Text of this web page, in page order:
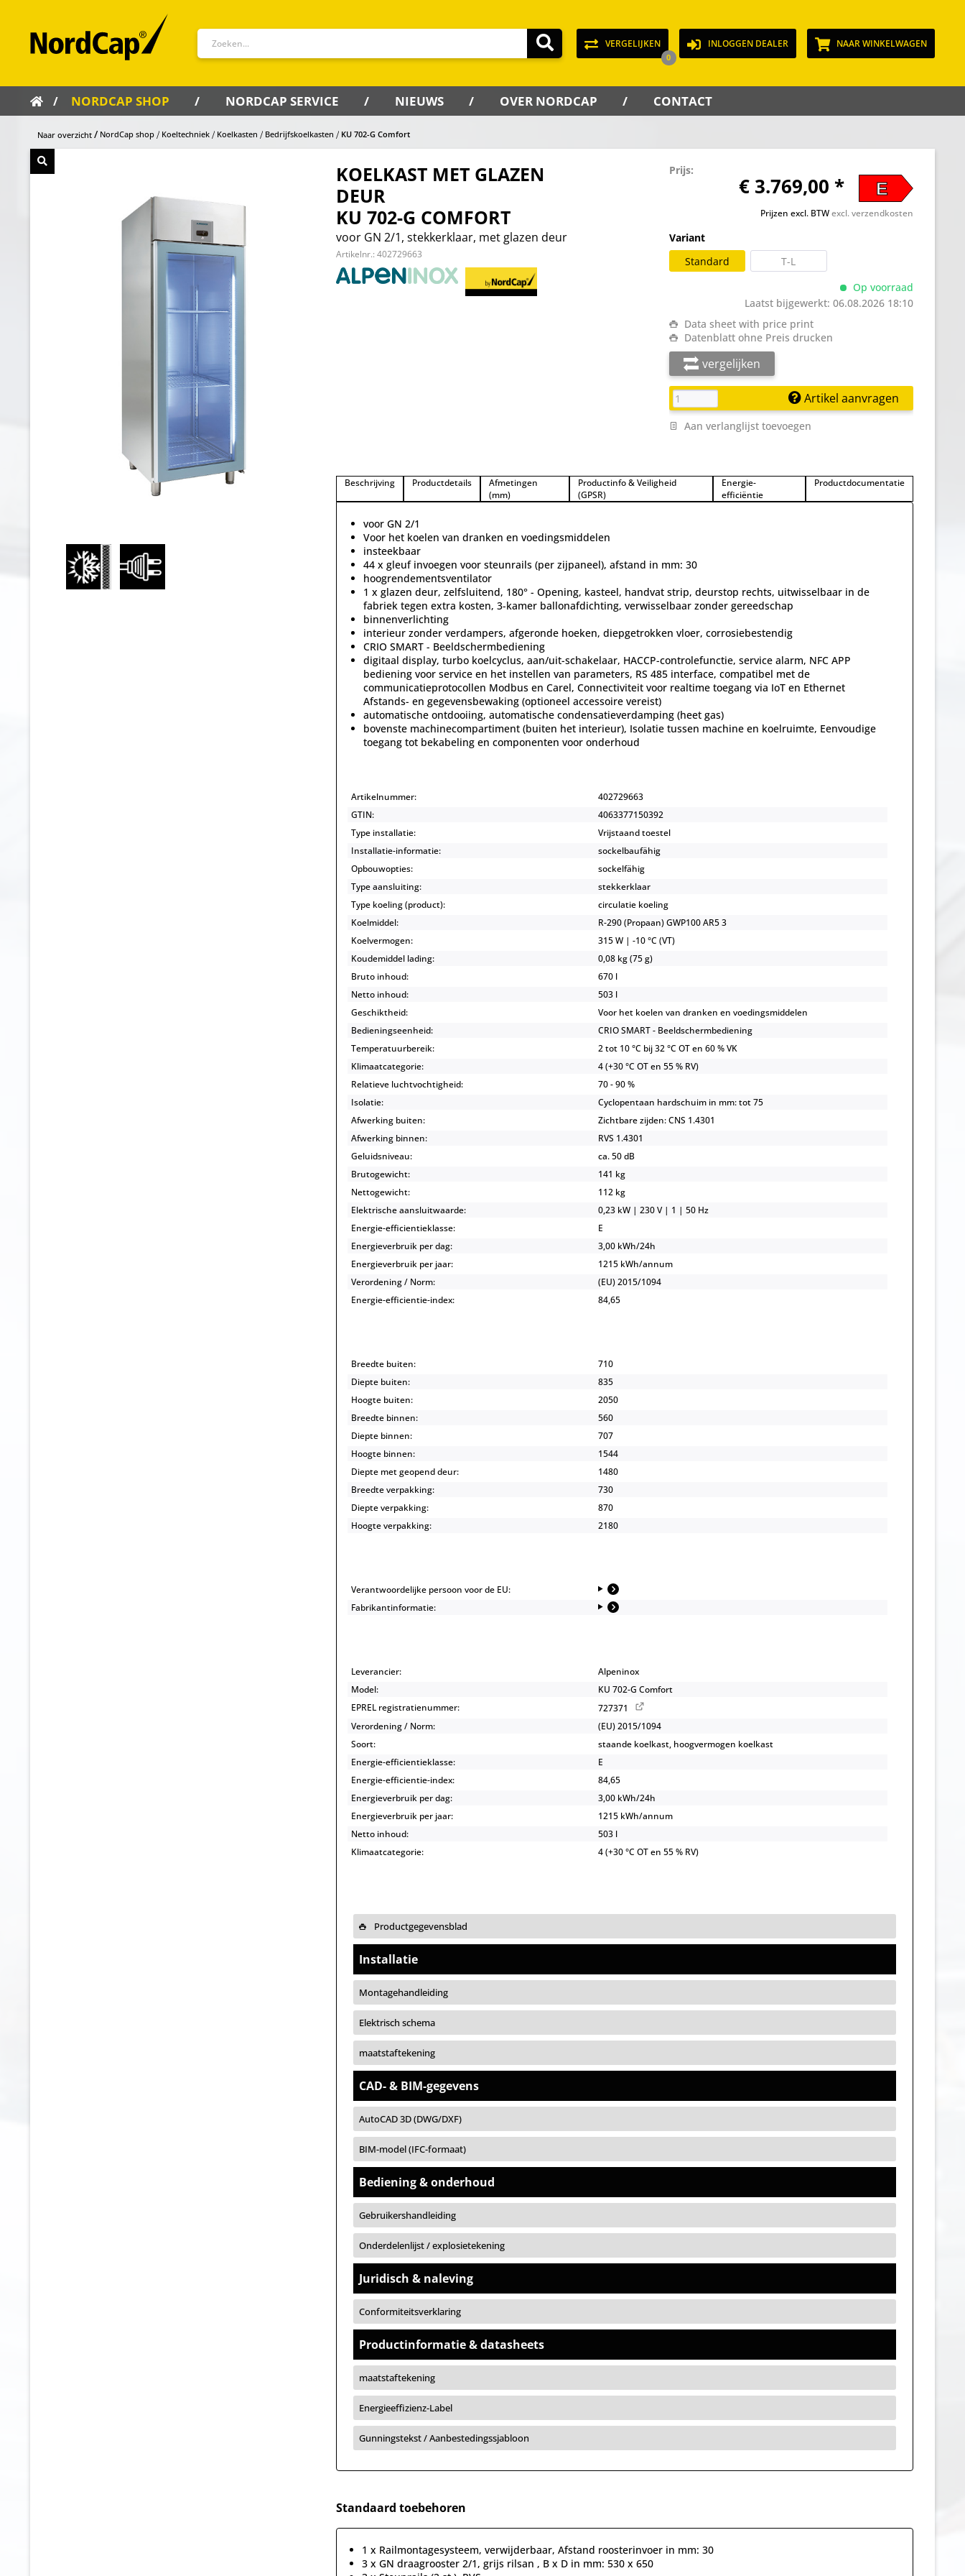
VERGELIJKEN
0
INLOGGEN DEALER NAAR WINKELWAGEN
NORDCAP SHOP NORDCAP SERVICE NIEUWS OVER NORDCAP CONTACT
Naar overzicht NordCap shop Koeltechniek Koelkasten Bedrijfskoelkasten KU 702-G Comfort
KOELKAST MET GLAZEN
DEUR
KU 702-G COMFORT
voor GN 2/1, stekkerklaar, met glazen deur
Artikelnr.: 402729663
Prijs:
€ 3.769,00 * E
Prijzen excl. BTWexcl. verzendkosten
Variant
Standard
T-L
Op voorraad
Laatst bijgewerkt: 06.08.2026 18:10
Data sheet with price print
Datenblatt ohne Preis drucken
vergelijken
Artikel aanvragen
Aan verlanglijst toevoegen
Beschrijving Productdetails
Afmetingen
(mm)
Productinfo & Veiligheid
(GPSR)
Energie-
efficiëntie
Productdocumentatie
voor GN 2/1
Voor het koelen van dranken en voedingsmiddelen
insteekbaar
44 x gleuf invoegen voor steunrails (per zijpaneel), afstand in mm: 30
hoogrendementsventilator
1 x glazen deur, zelfsluitend, 180° - Opening, kasteel, handvat strip, deurstop rechts, uitwisselbaar in de
fabriek tegen extra kosten, 3-kamer ballonafdichting, verwisselbaar zonder gereedschap
binnenverlichting
interieur zonder verdampers, afgeronde hoeken, diepgetrokken vloer, corrosiebestendig
CRIO SMART - Beeldschermbediening
digitaal display, turbo koelcyclus, aan/uit-schakelaar, HACCP-controlefunctie, service alarm, NFC APP
bediening voor service en het instellen van parameters, RS 485 interface, compatibel met de
communicatieprotocollen Modbus en Carel, Connectiviteit voor realtime toegang via IoT en Ethernet
Afstands- en gegevensbewaking (optioneel accessoire vereist)
automatische ontdooiing, automatische condensatieverdamping (heet gas)
bovenste machinecompartiment (buiten het interieur), Isolatie tussen machine en koelruimte, Eenvoudige
toegang tot bekabeling en componenten voor onderhoud
Artikelnummer:
402729663
GTIN:
4063377150392
Type installatie:
Vrijstaand toestel
Installatie-informatie:
sockelbaufähig
Opbouwopties:
sockelfähig
Type aansluiting:
stekkerklaar
Type koeling (product):
circulatie koeling
Koelmiddel:
R-290 (Propaan) GWP100 AR5 3
Koelvermogen:
315 W | -10 °C (VT)
Koudemiddel lading:
0,08 kg (75 g)
Bruto inhoud:
670 l
Netto inhoud:
503 l
Geschiktheid:
Voor het koelen van dranken en voedingsmiddelen
Bedieningseenheid:
CRIO SMART - Beeldschermbediening
Temperatuurbereik:
2 tot 10 °C bij 32 °C OT en 60 % VK
Klimaatcategorie:
4 (+30 °C OT en 55 % RV)
Relatieve luchtvochtigheid:
70 - 90 %
Isolatie:
Cyclopentaan hardschuim in mm: tot 75
Afwerking buiten:
Zichtbare zijden: CNS 1.4301
Afwerking binnen:
RVS 1.4301
Geluidsniveau:
ca. 50 dB
Brutogewicht:
141 kg
Nettogewicht:
112 kg
Elektrische aansluitwaarde:
0,23 kW | 230 V | 1 | 50 Hz
Energie-efficientieklasse:
E
Energieverbruik per dag:
3,00 kWh/24h
Energieverbruik per jaar:
1215 kWh/annum
Verordening / Norm:
(EU) 2015/1094
Energie-efficientie-index:
84,65
Breedte buiten:
710
Diepte buiten:
835
Hoogte buiten:
2050
Breedte binnen:
560
Diepte binnen:
707
Hoogte binnen:
1544
Diepte met geopend deur:
1480
Breedte verpakking:
730
Diepte verpakking:
870
Hoogte verpakking:
2180
Verantwoordelijke persoon voor de EU:
Fabrikantinformatie:
Leverancier:
Alpeninox
Model:
KU 702-G Comfort
EPREL registratienummer:
727371
Verordening / Norm:
(EU) 2015/1094
Soort:
staande koelkast, hoogvermogen koelkast
Energie-efficientieklasse:
E
Energie-efficientie-index:
84,65
Energieverbruik per dag:
3,00 kWh/24h
Energieverbruik per jaar:
1215 kWh/annum
Netto inhoud:
503 l
Klimaatcategorie:
4 (+30 °C OT en 55 % RV)
Productgegevensblad
Installatie
Montagehandleiding
Elektrisch schema
maatstaftekening
CAD- & BIM-gegevens
AutoCAD 3D (DWG/DXF)
BIM-model (IFC-formaat)
Bediening & onderhoud
Gebruikershandleiding
Onderdelenlijst / explosietekening
Juridisch & naleving
Conformiteitsverklaring
Productinformatie & datasheets
maatstaftekening
Energieeffizienz-Label
Gunningstekst / Aanbestedingssjabloon
Standaard toebehoren
1 x Railmontagesysteem, verwijderbaar, Afstand roosterinvoer in mm: 30
3 x GN draagrooster 2/1, grijs rilsan , B x D in mm: 530 x 650